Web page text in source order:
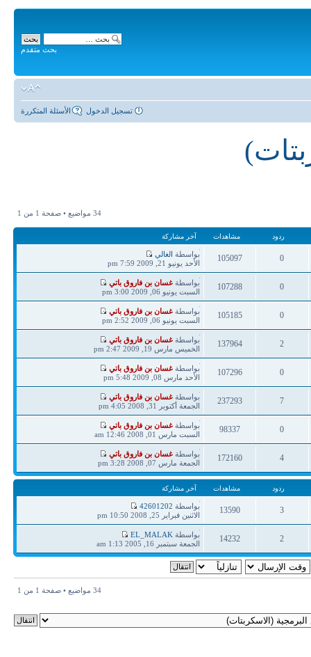
بحث متقدم
الأسئلة المتكررة تسجيل الدخول
34 مواضيع • صفحة 1 من 1
ردود مشاهدات آخر مشاركة
0
ردود
105097
مشاهدات
آخر
مشاركة
بواسطة الغالي
الأحد يونيو 21, 2009 7:59 pm
0
ردود
107288
مشاهدات
آخر
مشاركة
بواسطةغسان بن فاروق باتي
السبت يونيو 06, 2009 3:00 pm
0
ردود
105185
مشاهدات
آخر
مشاركة
بواسطةغسان بن فاروق باتي
السبت يونيو 06, 2009 2:52 pm
2
ردود
137964
مشاهدات
آخر
مشاركة
بواسطةغسان بن فاروق باتي
الخميس مارس 19, 2009 2:47 pm
0
ردود
107296
مشاهدات
آخر
مشاركة
بواسطةغسان بن فاروق باتي
الأحد مارس 08, 2009 5:48 pm
7
ردود
237293
مشاهدات
آخر
مشاركة
بواسطةغسان بن فاروق باتي
الجمعة أكتوبر 31, 2008 4:05 pm
0
ردود
98337
مشاهدات
آخر
مشاركة
بواسطةغسان بن فاروق باتي
السبت مارس 01, 2008 12:46 am
4
ردود
172160
مشاهدات
آخر
مشاركة
بواسطةغسان بن فاروق باتي
الجمعة مارس 07, 2008 3:28 pm
ردود مشاهدات آخر مشاركة
3
ردود
13590
مشاهدات
آخر
مشاركة
بواسطة 42601202
الاثنين فبراير 25, 2008 10:50 pm
2
ردود
14232
مشاهدات
آخر
مشاركة
بواسطة EL_MALAK
الجمعة سبتمبر 16, 2005 1:13 am
34 مواضيع • صفحة 1 من 1